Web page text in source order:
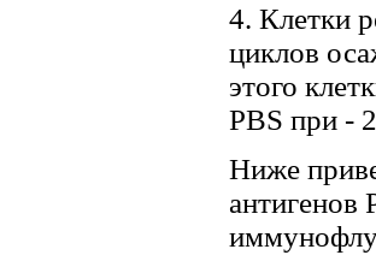
4. Клетки
циклов
этого
PBS при -
Ниже